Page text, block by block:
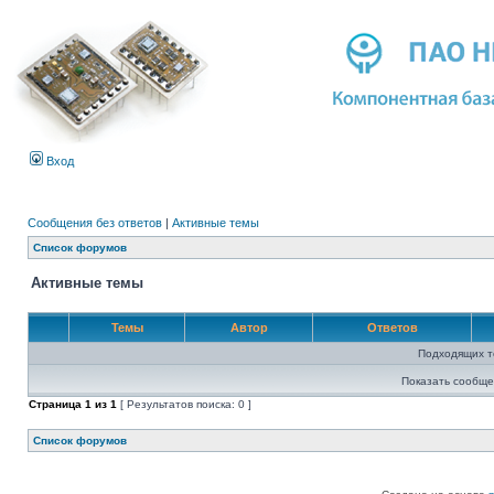
Вход
Сообщения без ответов | Активные темы
Список форумов
Активные темы
Темы Автор Ответов
Подходящих
Показать
Страница 1 из 1 [ Результатов поиска: 0 ]
Список форумов